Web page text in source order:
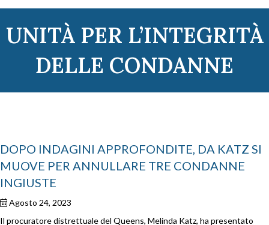
UNITÀ PER L’INTEGRITÀ
DELLE CONDANNE
DOPO INDAGINI APPROFONDITE, DA KATZ SI
MUOVE PER ANNULLARE TRE CONDANNE
INGIUSTE
Agosto 24, 2023
Il procuratore distrettuale del Queens, Melinda Katz, ha presentato